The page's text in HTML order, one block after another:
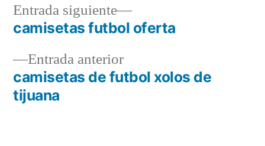
Navegación
de
entradas
Entrada anteriorEntrada
anterior:
camisetas de futbol xolos de
tijuana
Entrada siguiente
Entrada
siguiente:
camisetas futbol oferta